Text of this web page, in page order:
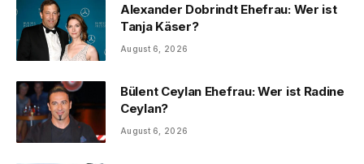
Alexander Dobrindt Ehefrau: Wer ist
Tanja Käser?
August 6, 2026
Bülent Ceylan Ehefrau: Wer ist Radine
Ceylan?
August 6, 2026